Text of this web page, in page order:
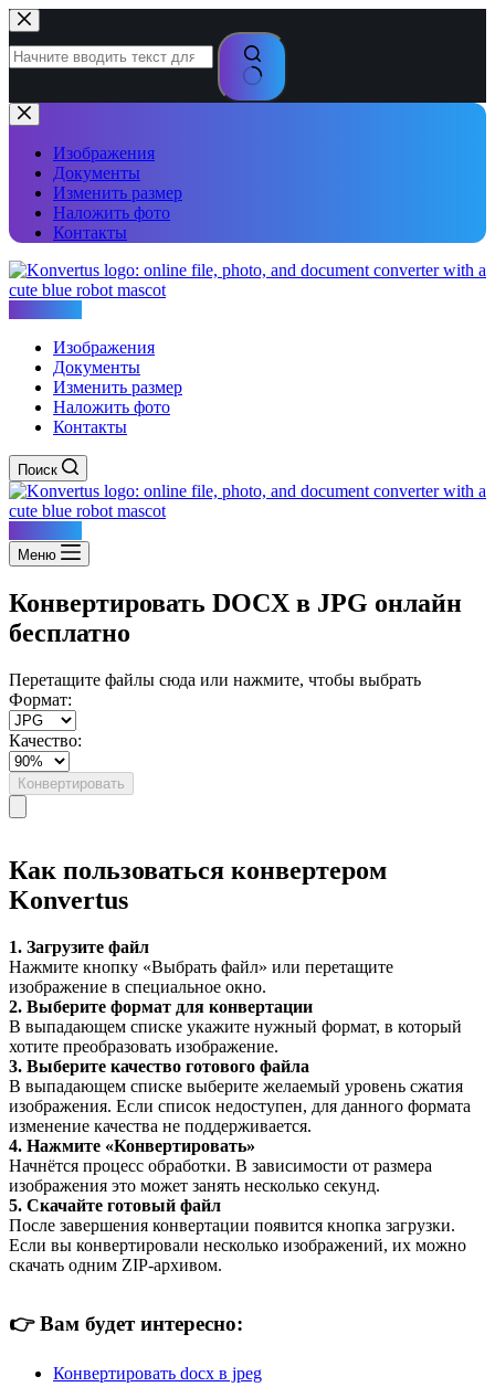
Перейти
к
сути
Ничего
не
найденоИзображения
Документы
Изменить размер
Наложить фото
Контакты
Изображения
Документы
Изменить размер
Наложить фото
Контакты
Поиск
Меню
Конвертировать DOCX в JPG онлайн
бесплатно
Перетащите файлы сюда или нажмите, чтобы выбрать
Формат:
Качество:
Конвертировать
Как пользоваться конвертером
Konvertus
1. Загрузите файл
Нажмите кнопку «Выбрать файл» или перетащите
изображение в специальное окно.
2. Выберите формат для конвертации
В выпадающем списке укажите нужный формат, в который
хотите преобразовать изображение.
3. Выберите качество готового файла
В выпадающем списке выберите желаемый уровень сжатия
изображения. Если список недоступен, для данного формата
изменение качества не поддерживается.
4. Нажмите «Конвертировать»
Начнётся процесс обработки. В зависимости от размера
изображения это может занять несколько секунд.
5. Скачайте готовый файл
После завершения конвертации появится кнопка загрузки.
Если вы конвертировали несколько изображений, их можно
скачать одним ZIP-архивом.
👉Вам будет интересно:
Конвертировать docx в jpeg